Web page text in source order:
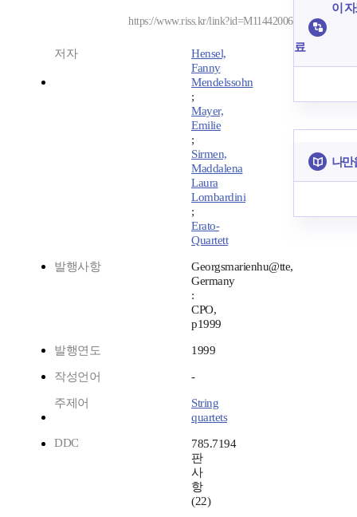
https://www.riss.kr/link?id=M11442006
저자
Hensel,
Fanny
Mendelssohn
;
Mayer,
Emilie
;
Sirmen,
Maddalena
Laura
Lombardini
;
Erato-
Quartett
발행사항
Georgsmarienhu@tte,
Germany
:
CPO,
p1999
발행연도 1999
작성언어 -
주제어
String
quartets
DDC
785.7194
판
사
항
(22)
이
료
나만